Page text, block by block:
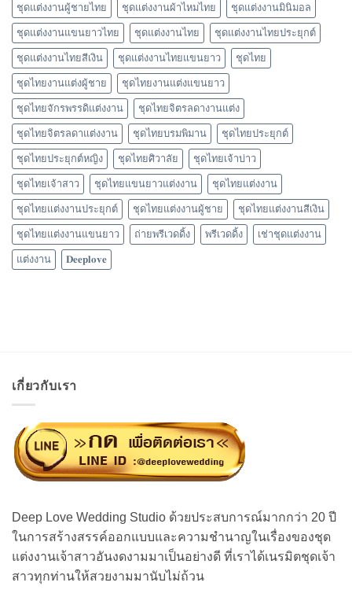
ชุดแต่งงานผู้ชายไทย ชุดแต่งงานผ้าไหมไทย ชุดแต่งงานมินิมอล
ชุดแต่งงานแขนยาวไทย ชุดแต่งงานไทย ชุดแต่งงานไทยประยุกต์
ชุดแต่งงานไทยสีเงิน ชุดแต่งงานไทยแขนยาว ชุดไทย
ชุดไทยงานแต่งผู้ชาย ชุดไทยงานแต่งแขนยาว
ชุดไทยจักรพรรดิแต่งงาน ชุดไทยจิตรลดางานแต่ง
ชุดไทยจิตรลดาแต่งงาน ชุดไทยบรมพิมาน ชุดไทยประยุกต์
ชุดไทยประยุกต์หญิง ชุดไทยศิวาลัย ชุดไทยเจ้าบ่าว
ชุดไทยเจ้าสาว ชุดไทยแขนยาวแต่งงาน ชุดไทยแต่งงาน
ชุดไทยแต่งงานประยุกต์ ชุดไทยแต่งงานผู้ชาย ชุดไทยแต่งงานสีเงิน
ชุดไทยแต่งงานแขนยาว ถ่ายพรีเวดดิ้ง พรีเวดดิ้ง เช่าชุดแต่งงาน
แต่งงาน 𝐃𝐞𝐞𝐩𝐥𝐨𝐯𝐞
เกี่ยวกับเรา
Deep Love Wedding Studio ด้วยประสบการณ์มากกว่า 20 ปี
ในการสร้างสรรค์ออกแบบและความชำนาญในเรื่องของชุด
แต่งงานเจ้าสาวอันงดงามมาเป็นอย่างดี ที่เราได้เนรมิตชุดเจ้า
สาวทุกท่านให้สวยงามมานับไม่ถ้วน